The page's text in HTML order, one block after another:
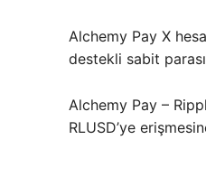
Alchemy Pay X
destekli sabit parası
Alchemy Pay –
RLUSD’ye